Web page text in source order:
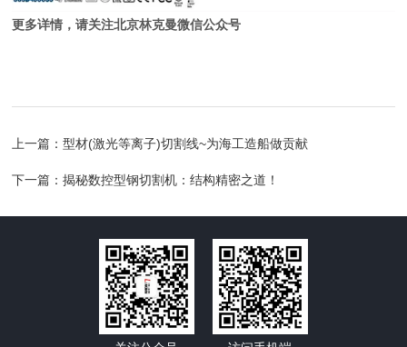
更多详情，请关注北京林克曼微信公众号
上一篇：型材(激光等离子)切割线~为海工造船做贡献
下一篇：揭秘数控型钢切割机：结构精密之道！